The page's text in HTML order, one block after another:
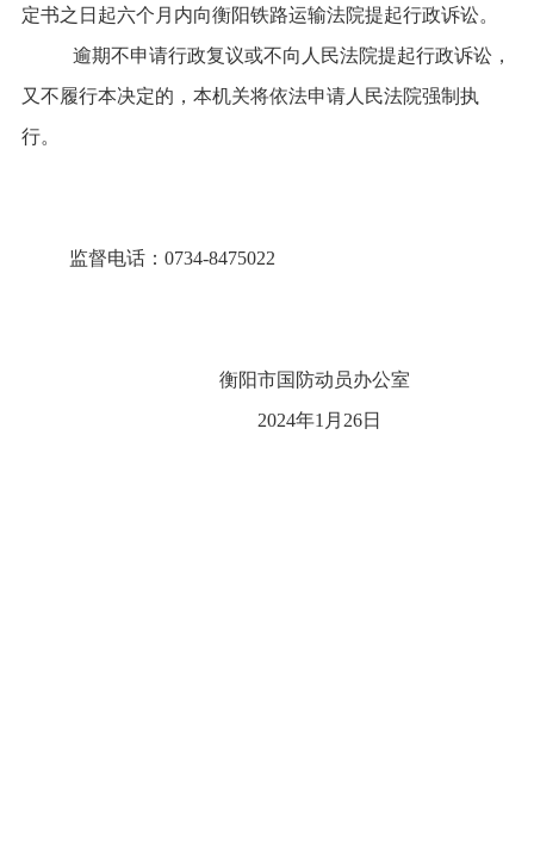
定书之 日 起六个 月 内向衡阳铁路运输法院提起行政诉讼。
逾期不申请行政复议或不向人民法院提起行政诉讼，
又不履行本决定的 ， 本机关将依法申请人民法院强制执
行。
监督电话： 0734-8475022
衡阳市国防动员办公室
2024年1 月 26日